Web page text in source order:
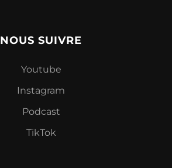
NOUS SUIVRE
Youtube
Instagram
Podcast
TikTok